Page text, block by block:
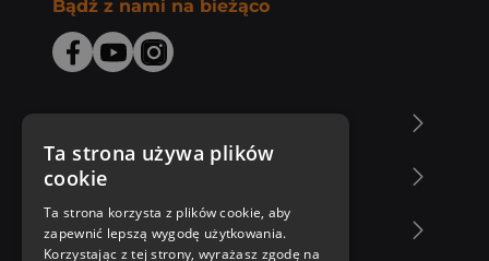
Bądź z nami na bieżąco
Zakupy u nas
Nasza oferta
Ta strona używa plików
cookie
Ta strona korzysta z plików cookie, aby
zapewnić lepszą wygodę użytkowania.
Korzystając z tej strony, wyrażasz zgodę na